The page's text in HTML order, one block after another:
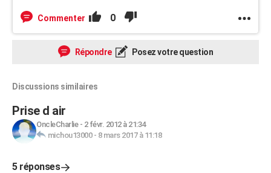
Commenter 0
Répondre Posez votre question
Discussions similaires
Prise d air
OncleCharlie- 2 févr. 2012 à 21:34
michou13000- 8 mars 2017 à 11:18
5 réponses